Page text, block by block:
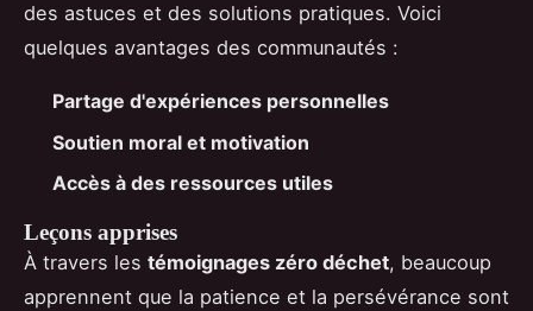
des astuces et des solutions pratiques. Voici
quelques avantages des communautés :
Partage d'expériences personnelles
Soutien moral et motivation
Accès à des ressources utiles
Leçons apprises
À travers les témoignages zéro déchet, beaucoup
apprennent que la patience et la persévérance sont